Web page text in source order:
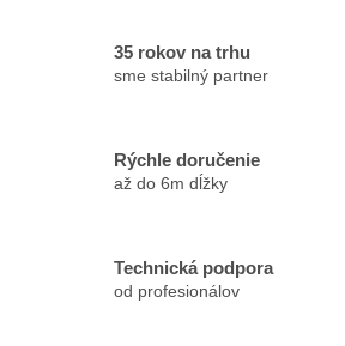
i
ý
p
35 rokov na trhu
sme stabilný partner
Rýchle doručenie
až do 6m dĺžky
Technická podpora
od profesionálov